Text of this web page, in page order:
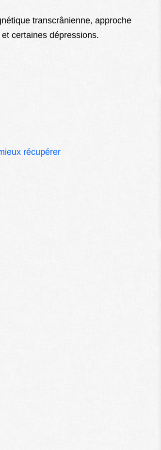
transcrânienne, approche
certaines dépressions.
récupérer